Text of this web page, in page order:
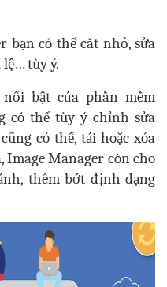
bạn có thể cắt nhỏ, sửa
tùy ý.
bật của phần mềm
có thể tùy ý chỉnh sửa
có thể, tải hoặc xóa
Image Manager còn cho
thêm bớt định dạng